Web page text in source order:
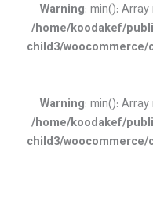
Warning: min():
/home/koodakef/
child3/
Warning: min():
/home/koodakef/
child3/